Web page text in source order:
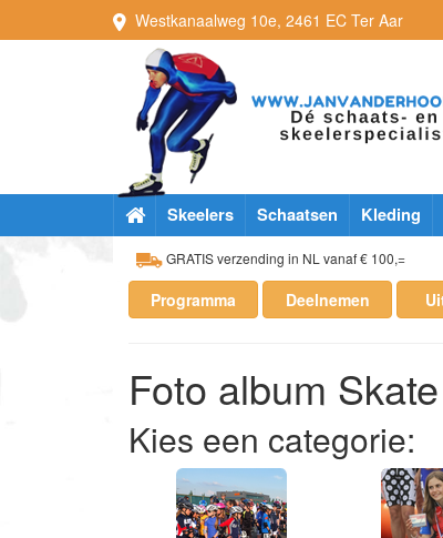
Westkanaalweg 10e, 2461 EC Ter Aar
Skeelers Schaatsen Kleding
GRATIS verzending in NL vanaf € 100,=
Programma Deelnemen
Foto album
Kies een categorie: